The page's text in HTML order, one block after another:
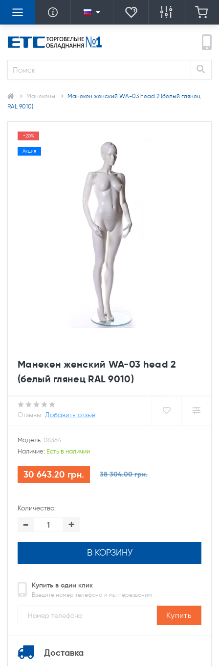
Манекены
Манекен женский WA-03 head 2 (белый глянец
RAL 9010)
-20%
Акция
Манекен женский WA-03 head 2
(белый глянец RAL 9010)
Отзывы: Добавить отзыв
Модель: 08364
Наличие: Есть в наличии
30 643.20 грн. 38 304.00 грн.
Количество:
- +
В КОРЗИНУ
Купить в один клик
Введите номер телефона и мы перезвоним
Купить
Доставка